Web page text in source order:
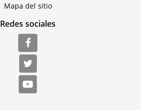
Mapa del sitio
Redes sociales